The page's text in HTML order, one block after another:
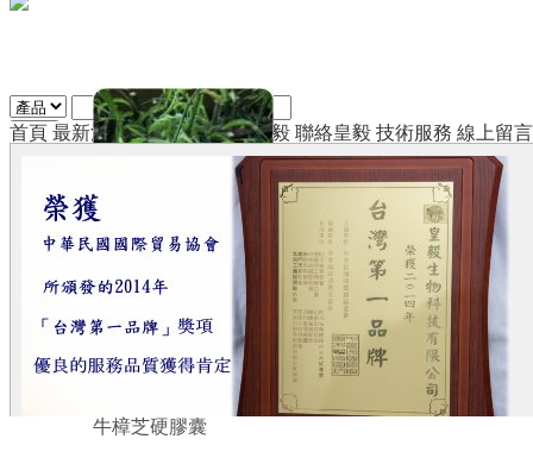
首頁 最新消息 產品中心 關於皇毅 聯絡皇毅 技術服務 線上留言
憂遁草(沙巴蛇草)
牛樟芝硬膠囊